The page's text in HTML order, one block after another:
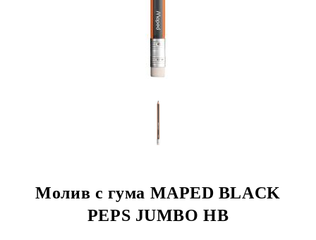
Молив с гума MAPED BLACK
PEPS JUMBO HB